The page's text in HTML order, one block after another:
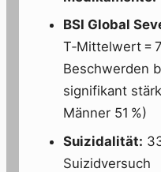
BSI Global
T‑Mittelwert =
Beschwerden
signifikant
Männer 51 %)
Suizidalität:
Suizidversuch